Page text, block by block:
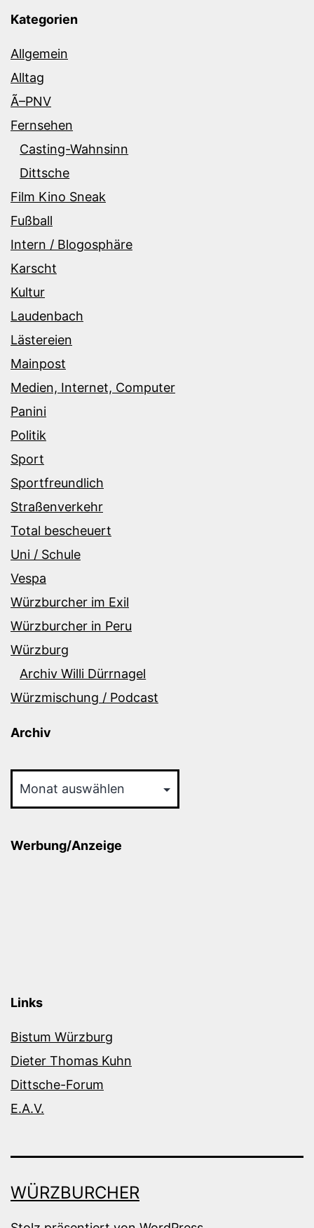
Kategorien
Allgemein
Alltag
Ã–PNV
Fernsehen
Casting-Wahnsinn
Dittsche
Film Kino Sneak
Fußball
Intern / Blogosphäre
Karscht
Kultur
Laudenbach
Lästereien
Mainpost
Medien, Internet, Computer
Panini
Politik
Sport
Sportfreundlich
Straßenverkehr
Total bescheuert
Uni / Schule
Vespa
Würzburcher im Exil
Würzburcher in Peru
Würzburg
Archiv Willi Dürrnagel
Würzmischung / Podcast
Archiv
Werbung/Anzeige
Links
Bistum Würzburg
Dieter Thomas Kuhn
Dittsche-Forum
E.A.V.
WÜRZBURCHER